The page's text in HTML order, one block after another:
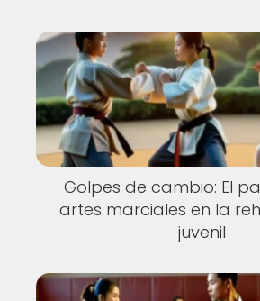
Golpes de cambio: El
artes marciales en la
juvenil